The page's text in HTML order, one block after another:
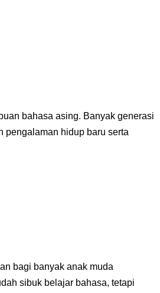
bahasa asing. Banyak generasi
pengalaman hidup baru serta
bagi banyak anak muda
sibuk belajar bahasa, tetapi